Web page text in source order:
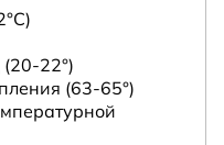
22°)
(63-65°)